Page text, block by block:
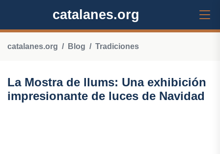
catalanes.org
catalanes.org Blog Tradiciones
La Mostra de llums: Una exhibición
impresionante de luces de Navidad